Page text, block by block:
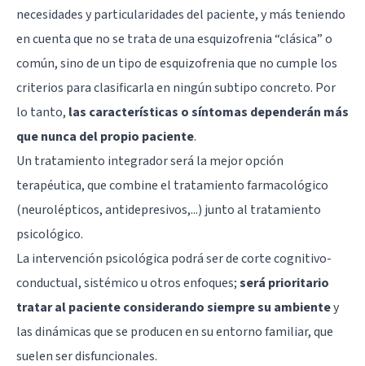
necesidades y particularidades del paciente, y más teniendo
en cuenta que no se trata de una esquizofrenia “clásica” o
común, sino de un tipo de esquizofrenia que no cumple los
criterios para clasificarla en ningún subtipo concreto. Por
lo tanto, las características o síntomas dependerán más
que nunca del propio paciente.
Un tratamiento integrador será la mejor opción
terapéutica, que combine el tratamiento farmacológico
(neurolépticos, antidepresivos,...) junto al tratamiento
psicológico.
La intervención psicológica podrá ser de corte cognitivo-
conductual, sistémico u otros enfoques;será prioritario
tratar al paciente considerando siempre su ambientey
las dinámicas que se producen en su entorno familiar, que
suelen ser disfuncionales.